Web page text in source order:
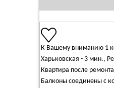
К Вашему вниманию 1
Харьковская - 3 мин.,
Квартира после
Балконы соединены с